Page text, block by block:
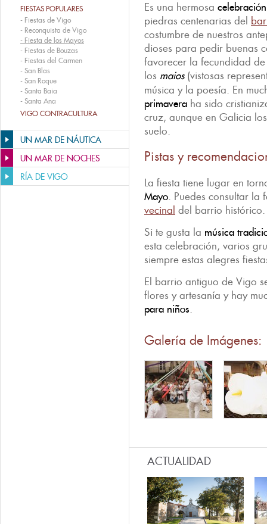
FIESTAS POPULARES
- Fiestas de Vigo
- Reconquista de Vigo
- Fiesta de los Mayos
- Fiestas de Bouzas
- Fiestas del Carmen
- San Blas
- San Roque
- Santa Baia
- Santa Ana
VIGO CONTRACULTURA
UN MAR DE NÁUTICA
UN MAR DE NOCHES
RÍA DE VIGO
Es una hermosa
piedras centenarias del
costumbre de nuestros
dioses para pedir buenas
favorecer la fecundidad
los maios(vistosas
música y la poesía. En
primavera ha sido
cruz, aunque en Galicia
suelo.
Pistas y
La fiesta tiene lugar en
Mayo. Puedes consultar la
vecinal del barrio histórico.
Si te gusta la música
esta celebración, varios
siempre estas alegres
El barrio antiguo de Vigo
flores y artesanía y hay
para niños.
Galería de Imágenes:
ACTUALIDAD